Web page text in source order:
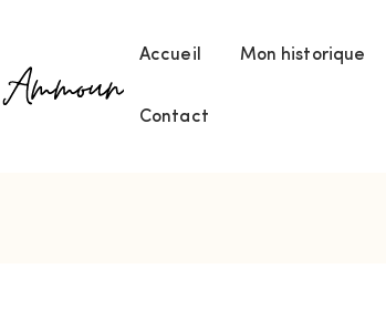
Accueil Mon historique
Contact